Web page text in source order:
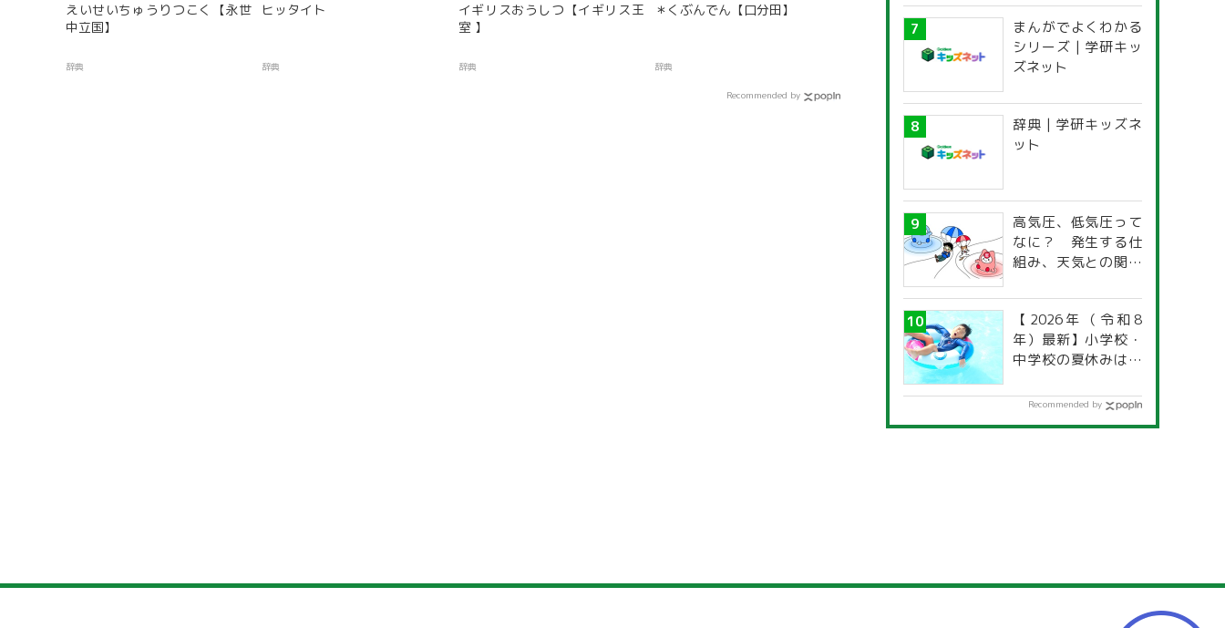
えいせいちゅうりつこく【永世
中立国】
辞典
ヒッタイト
辞典
イギリスおうしつ【イギリス王
室 】
辞典
＊くぶんでん【口分田】
辞典
Recommended by
まんがでよくわかる
シリーズ | 学研キッ
ズネット
辞典 | 学研キッズネ
ット
高気圧、低気圧って
なに？ 発生する仕
組み、天気との関係
【2026年（令和8
年）最新】小学校・
中学校の夏休みはい
道府県別「夏季休暇
Recommended by